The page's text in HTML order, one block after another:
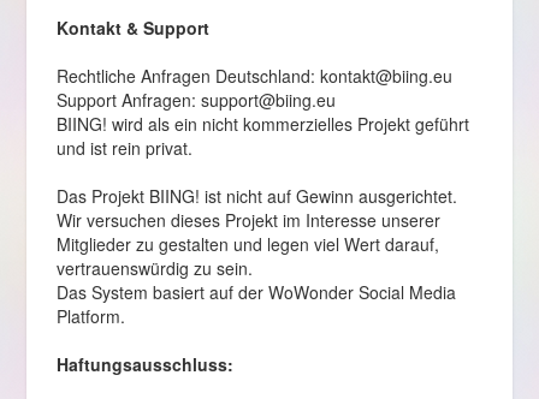
Kontakt & Support
Rechtliche Anfragen Deutschland: kontakt@biing.eu
Support Anfragen: support@biing.eu
BIING! wird als ein nicht kommerzielles Projekt geführt
und ist rein privat.
Das Projekt BIING! ist nicht auf Gewinn ausgerichtet.
Wir versuchen dieses Projekt im Interesse unserer
Mitglieder zu gestalten und legen viel Wert darauf,
vertrauenswürdig zu sein.
Das System basiert auf der WoWonder Social Media
Platform.
Haftungsausschluss: